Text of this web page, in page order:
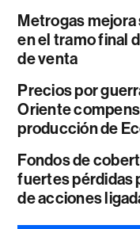
Metrogas
en el tramo final
de venta
Precios por
Oriente
producción de
Fondos de
fuertes pérdidas
de acciones